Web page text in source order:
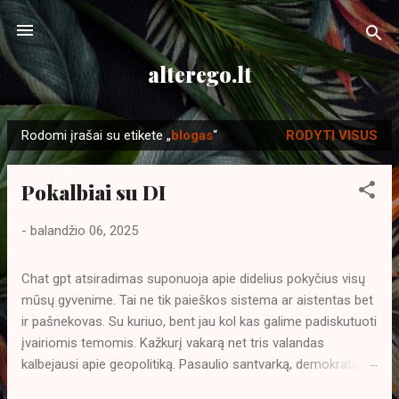
Praleisti ir pereiti prie pagrindinio turinio
alterego.lt
P
r
m
Rodomi įrašai su etikete „blogas“ RODYTI VISUS
Pokalbiai su DI
- balandžio 06, 2025
Chat gpt atsiradimas suponuoja apie didelius pokyčius visų
mūsų gyvenime. Tai ne tik paieškos sistema ar aistentas bet
ir pašnekovas. Su kuriuo, bent jau kol kas galime padiskutuoti
įvairiomis temomis. Kažkurį vakarą net tris valandas
kalbejausi apie geopolitiką. Pasaulio santvarką, demokratijų